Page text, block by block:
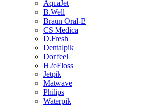
AquaJet
B.Well
Braun Oral-B
CS Medica
D.Fresh
Dentalpik
Donfeel
H2oFloss
Jetpik
Matwave
Philips
Waterpik